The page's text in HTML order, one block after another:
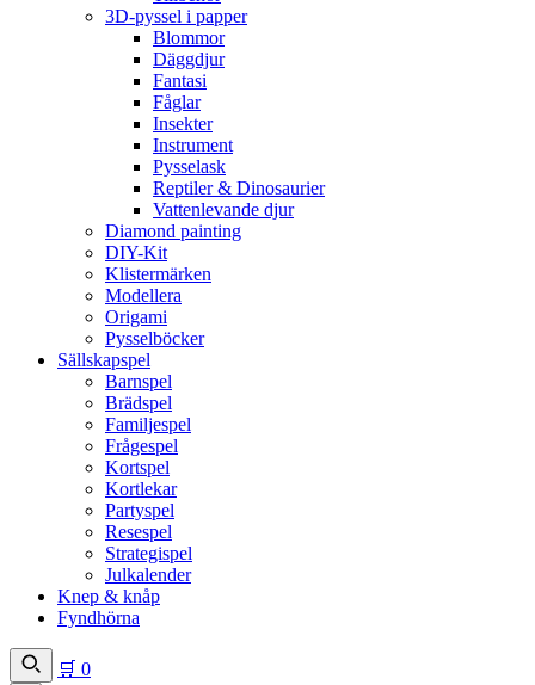
3D-pyssel i papper
Blommor
Däggdjur
Fantasi
Fåglar
Insekter
Instrument
Pysselask
Reptiler & Dinosaurier
Vattenlevande djur
Diamond painting
DIY-Kit
Klistermärken
Modellera
Origami
Pysselböcker
Sällskapspel
Barnspel
Brädspel
Familjespel
Frågespel
Kortspel
Kortlekar
Partyspel
Resespel
Strategispel
Julkalender
Knep & knåp
Fyndhörna
🛒 0